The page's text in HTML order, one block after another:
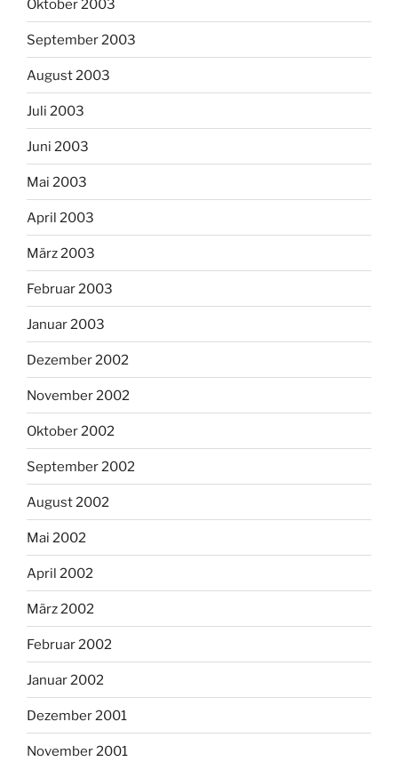
Oktober 2003
September 2003
August 2003
Juli 2003
Juni 2003
Mai 2003
April 2003
März 2003
Februar 2003
Januar 2003
Dezember 2002
November 2002
Oktober 2002
September 2002
August 2002
Mai 2002
April 2002
März 2002
Februar 2002
Januar 2002
Dezember 2001
November 2001